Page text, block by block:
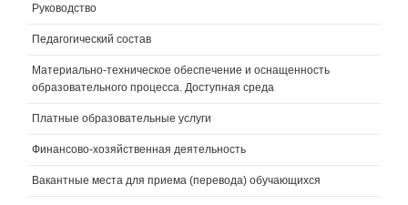
Руководство
Педагогический состав
Материально-техническое обеспечение и оснащенность
образовательного процесса. Доступная среда
Платные образовательные услуги
Финансово-хозяйственная деятельность
Вакантные места для приема (перевода) обучающихся